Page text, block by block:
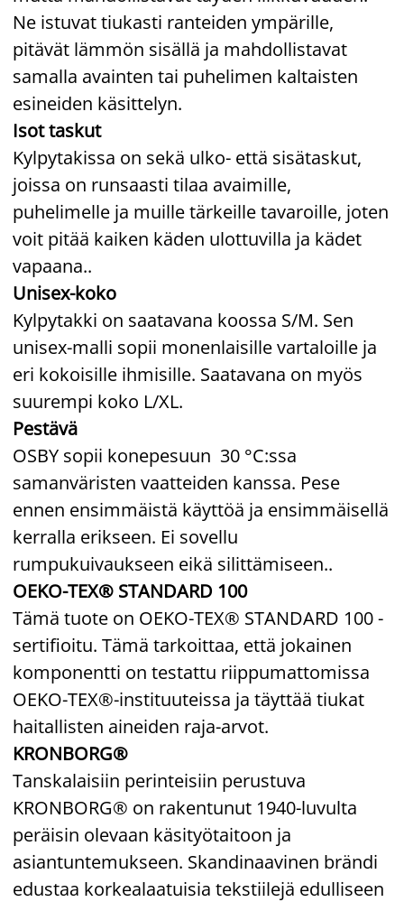
Ne istuvat tiukasti ranteiden ympärille,
pitävät lämmön sisällä ja mahdollistavat
samalla avainten tai puhelimen kaltaisten
esineiden käsittelyn.
Isot taskut
Kylpytakissa on sekä ulko- että sisätaskut,
joissa on runsaasti tilaa avaimille,
puhelimelle ja muille tärkeille tavaroille, joten
voit pitää kaiken käden ulottuvilla ja kädet
vapaana..
Unisex-koko
Kylpytakki on saatavana koossa S/M. Sen
unisex-malli sopii monenlaisille vartaloille ja
eri kokoisille ihmisille. Saatavana on myös
suurempi koko L/XL.
Pestävä
OSBY sopii konepesuun 30 °C:ssa
samanväristen vaatteiden kanssa. Pese
ennen ensimmäistä käyttöä ja ensimmäisellä
kerralla erikseen. Ei sovellu
rumpukuivaukseen eikä silittämiseen..
OEKO-TEX® STANDARD 100
Tämä tuote on OEKO-TEX® STANDARD 100 -
sertifioitu. Tämä tarkoittaa, että jokainen
komponentti on testattu riippumattomissa
OEKO-TEX®-instituuteissa ja täyttää tiukat
haitallisten aineiden raja-arvot.
KRONBORG®
Tanskalaisiin perinteisiin perustuva
KRONBORG® on rakentunut 1940-luvulta
peräisin olevaan käsityötaitoon ja
asiantuntemukseen. Skandinaavinen brändi
edustaa korkealaatuisia tekstiilejä edulliseen